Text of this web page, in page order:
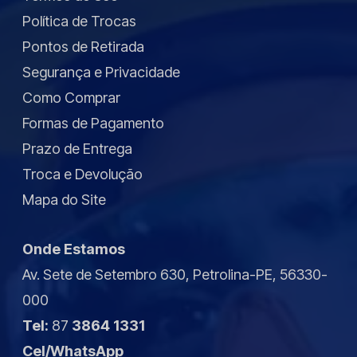
Política de Trocas
Pontos de Retirada
Segurança e Privacidade
Como Comprar
Formas de Pagamento
Prazo de Entrega
Troca e Devolução
Mapa do Site
Onde Estamos
Av. Sete de Setembro 630, Petrolina-PE, 56330-
000
Tel: 87 3864 1331
Cel/WhatsApp